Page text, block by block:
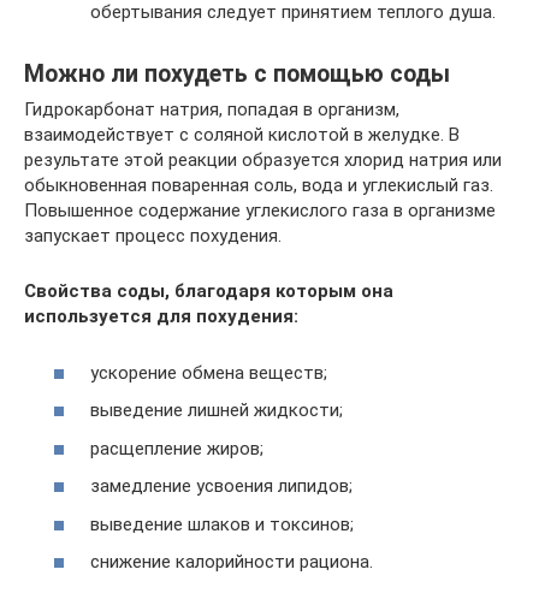
обертывания следует принятием теплого душа.
Можно ли похудеть с помощью соды
Гидрокарбонат натрия, попадая в организм,
взаимодействует с соляной кислотой в желудке. В
результате этой реакции образуется хлорид натрия или
обыкновенная поваренная соль, вода и углекислый газ.
Повышенное содержание углекислого газа в организме
запускает процесс похудения.
Свойства соды, благодаря которым она
используется для похудения:
ускорение обмена веществ;
выведение лишней жидкости;
расщепление жиров;
замедление усвоения липидов;
выведение шлаков и токсинов;
снижение калорийности рациона.